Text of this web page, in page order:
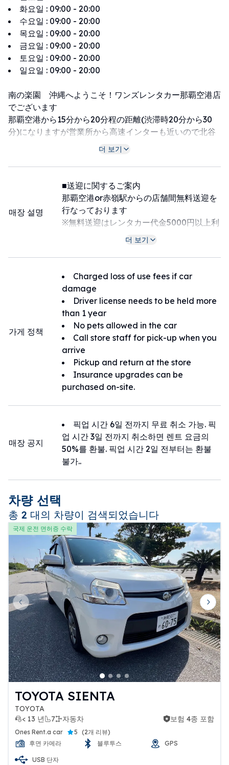
화요일 : 09:00 - 20:00
수요일 : 09:00 - 20:00
목요일 : 09:00 - 20:00
금요일 : 09:00 - 20:00
토요일 : 09:00 - 20:00
일요일 : 09:00 - 20:00
南の楽園 沖縄へようこそ！ワンズレンタカー那覇空港店
でございます
那覇空港から15分から20分程の距離(渋滞時20分から30
分)になりますが営業所から高速インターも近いので北谷
アメリカンビレッジやちゅら海水族館、各ゴルフ場へのア
那覇空港への送迎を完全個別にてサービスさせていただい
ております(込み具合により乗り合いあり)
到着されて手荷物を受け取る前に送迎ダイヤル080-
1882-5279まで御連絡くださいませ！
皆様のご来店を心よりお待ちしております。
※空港送迎ご希望の方は便名を必ず明記お願い致します。
※便名が未記入・不明の場合は事前にご返信いただくかお
電話にてお知らせくださいませ。
※便名不明、到着予定時刻のみ記載で連絡がない場合、送
迎は不要と判断させていただきます。
★送迎専用ダイヤル 080-1882-5279★
★緊急ダイヤル 090-4778-7919★
★LINEアカウント @580okidm★
ビジネスからご旅行まで、他ブランドレンタカーさんとぜ
ひ比較してみてください。
더 보기
매장 설명
■送迎に関するご案内
那覇空港or赤嶺駅からの店舗間無料送迎を
行なっております
※無料送迎はレンタカー代金5000円以上利
用のお客様に限ります
那覇空港〜赤嶺駅はモノレールで一駅目で
※空港から当店までの所要時間は15〜20
分、渋滞する時間帯は25分〜40分ほど要す
る場合がございます
【送迎場所について】
※赤嶺駅の場合
那覇空港からモノレールで一駅目の『赤嶺
駅南口』にてのピックアップになります。
※那覇空港の場合
①那覇空港国内線ターミナル“１階１番出
口”を出て、横断歩道を１本渡り右に進み
ます。
※空港到着後、手荷物を受け取る前にお電
話ください
お手荷物を受け取る待ち時間の間に送迎車
両が到着するよう手配させていただきます
お待ちください。
※渋滞等の道路事情により到着が遅れる場
合がございますので予めご理解いただきた
くお願いいたします。
【送迎専用ダイヤル】
送迎希望の方は、下記の番号まで事前にご
連絡をお願いいたします。
その際に、ご搭乗される便名をお伝えくだ
さい。
送迎専用ダイヤル → 080-1882 -5279
＜ご注意事項＞
※送迎時間は9：00～20：00までとなりま
す。
※空港付近の混雑により多少お待ちいただ
く場合がございます。
※店舗最終出発時刻は20：00分となります
のでご注意ください。
더 보기
가게 정책
Charged loss of use fees if car
damage
Driver license needs to be held more
than 1 year
No pets allowed in the car
Call store staff for pick-up when you
arrive
Pickup and return at the store
Insurance upgrades can be
purchased on-site.
매장 공지
픽업 시간 6일 전까지 무료 취소 가능. 픽
업 시간 3일 전까지 취소하면 렌트 요금의
50%를 환불. 픽업 시간 2일 전부터는 환불
불가..
차량 선택
총 2 대의 차량이 검색되었습니다
국제 운전 면허증 수락
Previous slide Next
TOYOTA SIENTA
TOYOTA
< 13 년
7 자동차
보험 4종 포함 보험 4종 포함
Ones Rent.a car 5 (2개 리뷰)
후면 카메라
블루투스 GPS
USB 단자